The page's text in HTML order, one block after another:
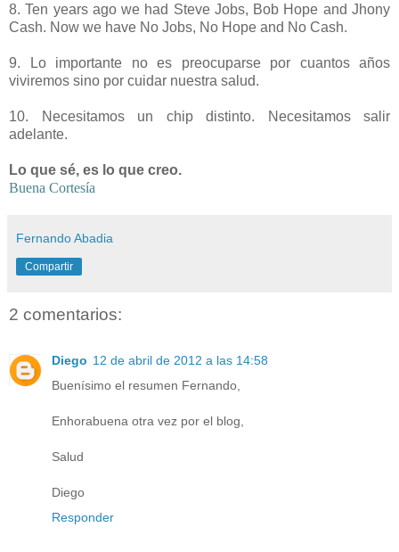
8. Ten years ago we had Steve Jobs, Bob Hope and Jhony
Cash. Now we have No Jobs, No Hope and No Cash.
9. Lo importante no es preocuparse por cuantos años
viviremos sino por cuidar nuestra salud.
10. Necesitamos un chip distinto. Necesitamos salir
adelante.
Lo que sé, es lo que creo.
Buena Cortesía
Fernando Abadia
Compartir
2 comentarios:
Diego 12 de abril de 2012 a las 14:58
Buenísimo el resumen Fernando,
Enhorabuena otra vez por el blog,
Salud
Diego
Responder